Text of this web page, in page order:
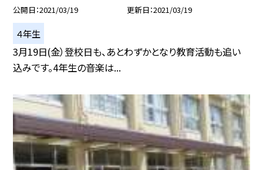
公開日 2021/03/19 更新日 2021/03/19
４年生
3月19日(金）登校日も、あとわずかとなり教育活動も追い
込みです。4年生の音楽は...